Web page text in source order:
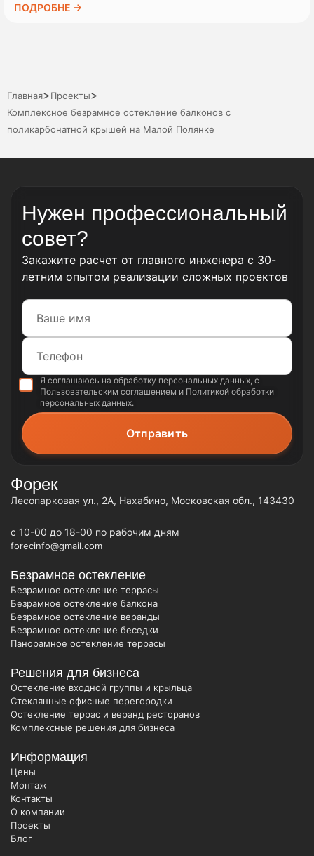
ПОДРОБНЕ →
Главная>Проекты>
Комплексное безрамное остекление балконов с
поликарбонатной крышей на Малой Полянке
Нужен профессиональный
совет?
Закажите расчет от главного инженера с 30-
летним опытом реализации сложных проектов
Я соглашаюсь на обработку персональных данных , с
Пользовательским соглашением и Политикой обработки
персональных данных.
Безрамное остекление
Безрамное остекление террасы
Безрамное остекление балкона
Безрамное остекление веранды
Безрамное остекление беседки
Панорамное остекление террасы
Решения для бизнеса
Остекление входной группы и крыльца
Стеклянные офисные перегородки
Остекление террас и веранд ресторанов
Комплексные решения для бизнеса
Информация
Цены
Монтаж
Контакты
О компании
Проекты
Блог
Форек
Лесопарковая ул., 2А, Нахабино, Московская обл., 143430
c 10-00 до 18-00 по рабочим дням
forecinfo@gmail.com